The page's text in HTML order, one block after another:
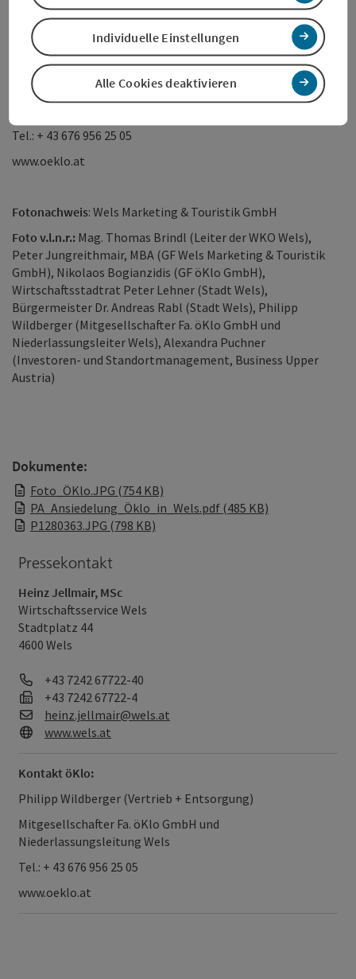
Kontakt:
Philipp Wildberger (Vertrieb + Entsorgung)
Mitgesellschafter Fa. öKlo GmbH und Niederlassungsleitung
Tel.: + 43 676 956 25 05
www.oeklo.at
Fotonachweis: Wels Marketing & Touristik GmbH
Foto v.l.n.r.: Mag. Thomas Brindl (Leiter der WKO Wels),
Peter Jungreithmair, MBA (GF Wels Marketing & Touristik
GmbH), Nikolaos Bogianzidis (GF öKlo GmbH),
Wirtschaftsstadtrat Peter Lehner (Stadt Wels),
Bürgermeister Dr. Andreas Rabl (Stadt Wels), Philipp
Wildberger (Mitgesellschafter Fa. öKlo GmbH und
Niederlassungsleiter Wels), Alexandra Puchner
(Investoren‑ und Standortmanagement, Business Upper
Austria)
Dokumente:
Foto_ÖKlo.JPG (754 KB)
PA_Ansiedelung_Öklo_in_Wels.pdf (485 KB)
P1280363.JPG (798 KB)
Pressekontakt
Heinz Jellmair, MSc
Wirtschaftsservice Wels
Stadtplatz 44
4600 Wels
Telefon
+43 7242 67722-40
Fax
+43 7242 67722-4
E-Mail
heinz.jellmair@wels.at
Web
www.wels.at
Kontakt öKlo:
Philipp Wildberger (Vertrieb + Entsorgung)
Mitgesellschafter Fa. öKlo GmbH und
Niederlassungsleitung Wels
Tel.: + 43 676 956 25 05
www.oeklo.at
Alle Cookies deaktivieren
Individuelle Einstellungen